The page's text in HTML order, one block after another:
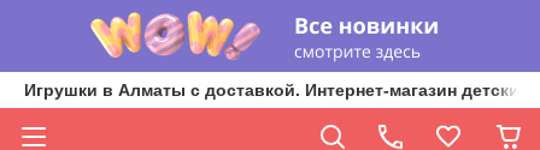
Игрушки в Алматы с доставкой. Интернет-магазин